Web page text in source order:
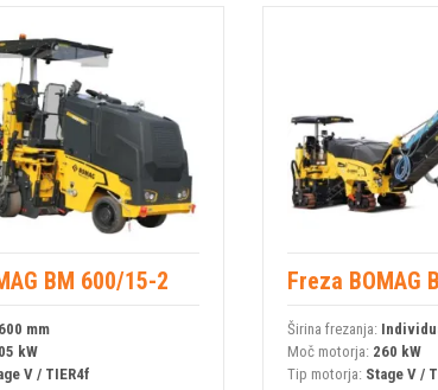
BM 600/15-2
600 mm
kW
V / TIER4f
Freza BOMAG
Širina frezanja:
Moč motorja: 260 kW
Tip motorja: Stage V /